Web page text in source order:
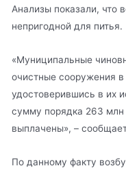
Анализы показали, что
непригодной для питья.
«Муниципальные
очистные сооружения
удостоверившись в их
сумму порядка 263
выплачены», –
По данному факту